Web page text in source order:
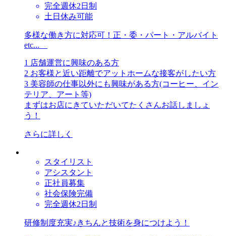
完全週休2日制
土日休み可能
多様な働き方に対応可！正・委・パート・アルバイト
etc...
1 店舗運営に興味のある方
2 お客様と近い距離でアットホームな接客がしたい方
3 美容師の仕事以外にも興味がある方(コーヒー、イン
テリア、アート等)
まずはお店にきていただいてたくさんお話しましょ
う！
さらに詳しく
スタイリスト
アシスタント
正社員募集
社会保険完備
完全週休2日制
研修制度充実♪きちんと技術を身につけよう！